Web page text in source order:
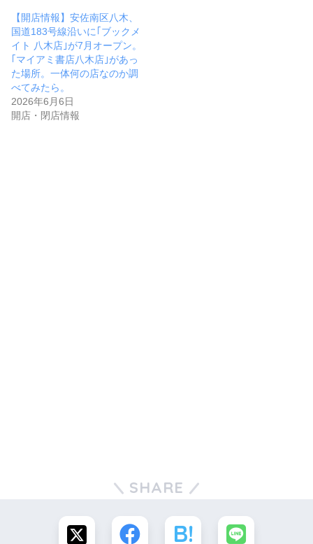
【開店情報】安佐南区八木、
国道183号線沿いに｢ブックメ
イト 八木店｣が7月オープン。
｢マイアミ書店八木店｣があっ
た場所。一体何の店なのか調
べてみたら。
2026年6月6日
開店・閉店情報
SHARE